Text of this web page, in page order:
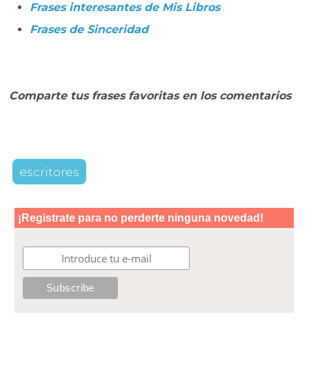
Frases interesantes de Mis Libros
Frases de Sinceridad
Comparte tus frases favoritas en los comentarios
escritores